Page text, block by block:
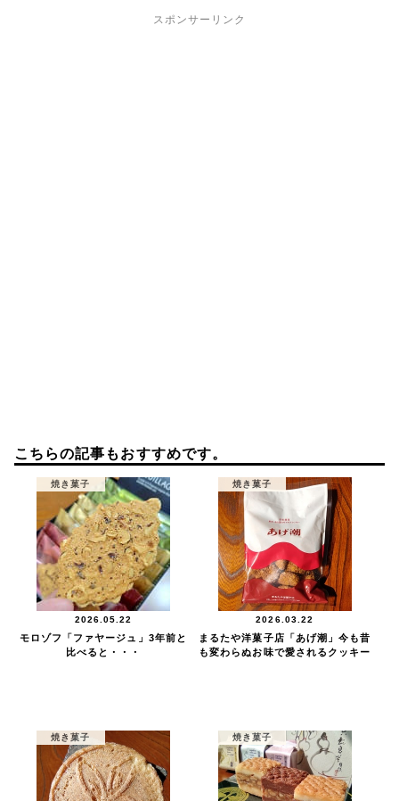
スポンサーリンク
こちらの記事もおすすめです。
焼き菓子
2026.05.22
モロゾフ「ファヤージュ」3年前と
比べると・・・
焼き菓子
2026.03.22
まるたや洋菓子店「あげ潮」今も昔
も変わらぬお味で愛されるクッキー
焼き菓子 焼き菓子